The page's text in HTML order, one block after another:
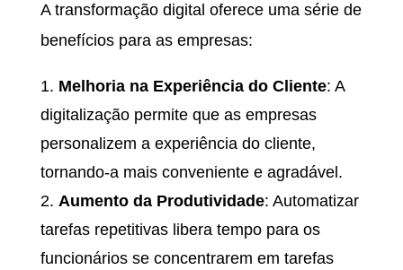
A transformação digital oferece uma série de
benefícios para as empresas:
Melhoria na Experiência do Cliente: A
digitalização permite que as empresas
personalizem a experiência do cliente,
tornando-a mais conveniente e agradável.
Aumento da Produtividade: Automatizar
tarefas repetitivas libera tempo para os
funcionários se concentrarem em tarefas